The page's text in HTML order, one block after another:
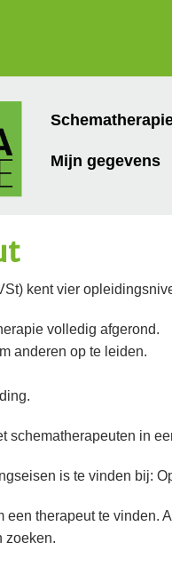
Mijn gegevens
kent vier
volledig afgerond.
anderen op te leiden.
schematherapeuten in
is te vinden bij:
een therapeut te
zoeken.